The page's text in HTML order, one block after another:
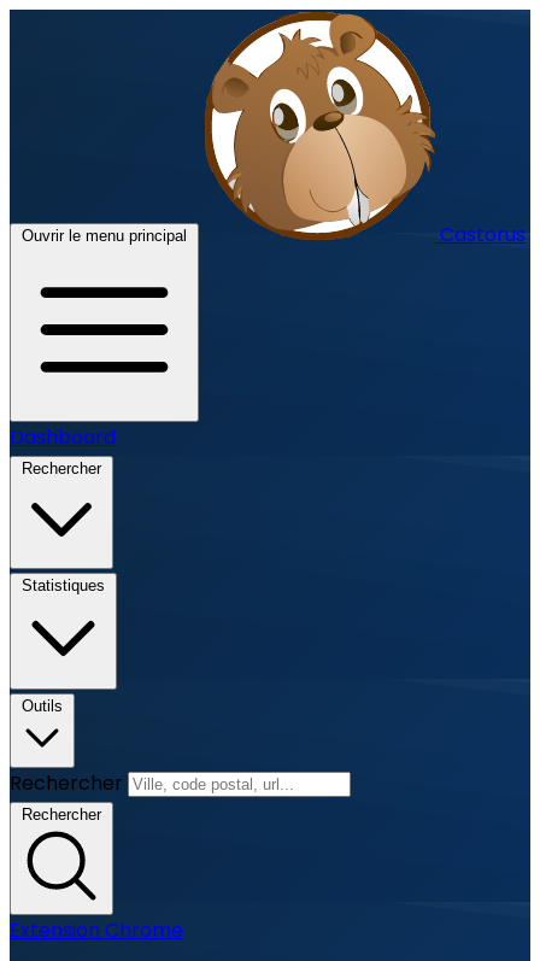
Ouvrir le menu principal Castorus
Dashboard
Rechercher
Statistiques
Outils
Rechercher
Rechercher
Extension Chrome